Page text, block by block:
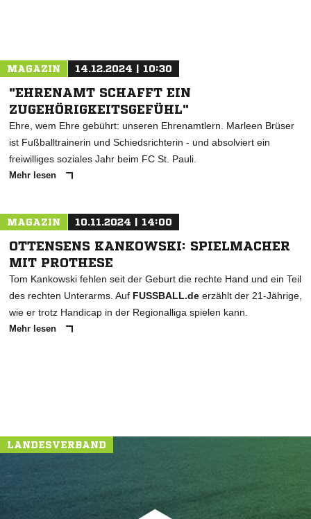
MAGAZIN 14.12.2024 | 10:30
"EHRENAMT SCHAFFT EIN
ZUGEHÖRIGKEITSGEFÜHL"
Ehre, wem Ehre gebührt: unseren Ehrenamtlern. Marleen Brüser
ist Fußballtrainerin und Schiedsrichterin - und absolviert ein
freiwilliges soziales Jahr beim FC St. Pauli.
Mehr lesen
MAGAZIN 10.11.2024 | 14:00
OTTENSENS KANKOWSKI: SPIELMACHER
MIT PROTHESE
Tom Kankowski fehlen seit der Geburt die rechte Hand und ein Teil
des rechten Unterarms. Auf FUSSBALL.de erzählt der 21-Jährige,
wie er trotz Handicap in der Regionalliga spielen kann.
Mehr lesen
LANDESVERBAND